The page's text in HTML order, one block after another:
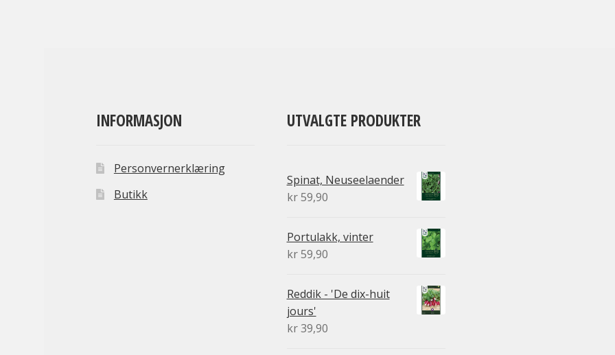
INFORMASJON
Personvernerklæring
Butikk
UTVALGTE PRODUKTER
Spinat, Neuseelaender
kr59,90
Portulakk, vinter
kr59,90
Reddik - 'De dix-huit
jours'
kr39,90